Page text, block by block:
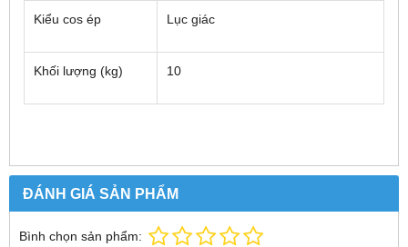
Kiểu cos ép Lục giác
Khối lượng (kg) 10
ĐÁNH GIÁ SẢN PHẨM
Bình chọn sản phẩm: